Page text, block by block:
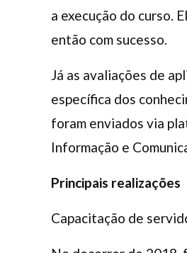
a execução do curso.
então com sucesso.
Já as avaliações de
específica dos
foram enviados via
Informação e
Principais realizações
Capacitação de